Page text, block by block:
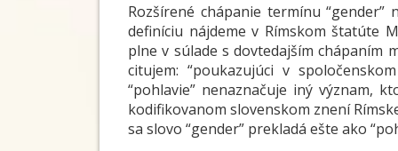
Rozšírené chápanie termínu
definíciu nájdeme v Rímskom štatúte
plne v súlade s dovtedajším chápaním
citujem: “poukazujúci v
“pohlavie” nenaznačuje iný význam,
kodifikovanom slovenskom znení
sa slovo “gender” prekladá ešte ako